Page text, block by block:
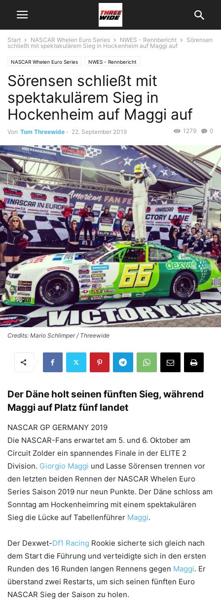
Start NASCAR Whelen Euro Series NWES - Rennbericht
Sörensen
schließt mit spektakulärem Sieg in Hockenheim auf Maggi auf
NASCAR Whelen Euro Series NWES - Rennbericht
Sörensen schließt mit
spektakulärem Sieg in
Hockenheim auf Maggi auf
Von Tom Threewide - 22. September 2019 0
1279
Credits: Mario Schlimper / Threewide
Der Däne holt seinen fünften Sieg, während
Maggi auf Platz fünf landet
NASCAR GP GERMANY 2019
Die NASCAR-Fans erwartet am 5. und 6. Oktober am
Circuit Zolder ein spannendes Finale in der ELITE 2
Division. Giorgio Maggi und Lasse Sörensen trennen vor
den letzten beiden Rennen der NASCAR Whelen Euro
Series Saison 2019 nur neun Punkte. Der Däne schloss am
Sonntag am Hockenheimring mit einem spektakulären
Sieg die Lücke auf Tabellenführer Maggi.
Der Dexwet-Df1 Racing Rookie sicherte sich gleich nach
dem Start die Führung und verteidigte sich in den ersten
Runden des 16 Runden langen Rennens gegen Maggi. Er
überstand zwei Restarts, um sich seinen fünften Euro
NASCAR Sieg der Saison zu holen.